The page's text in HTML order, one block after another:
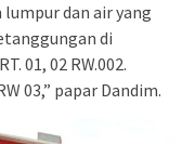
dan air yang
di
01, 02 RW.002.
03,” papar Dandim.